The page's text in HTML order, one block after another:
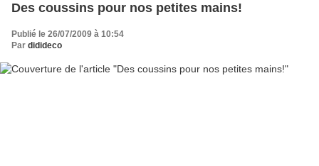
Des coussins pour nos petites mains!
Publié le 26/07/2009 à 10:54
Par didideco